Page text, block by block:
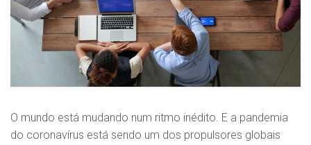
O mundo está mudando num ritmo inédito. E a pandemia
do coronavírus está sendo um dos propulsores globais